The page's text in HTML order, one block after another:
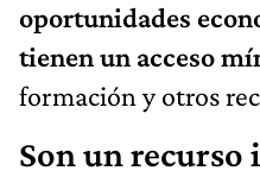
oportunidades
tienen un acceso
formación y otros
Son un